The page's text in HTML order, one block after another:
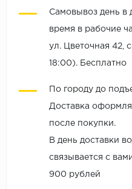
Самовывоз день в
время в рабочие
ул. Цветочная 42,
18:00). Бесплатно
По городу до
Доставка
после покупки.
В день доставки
связывается с
900 рублей